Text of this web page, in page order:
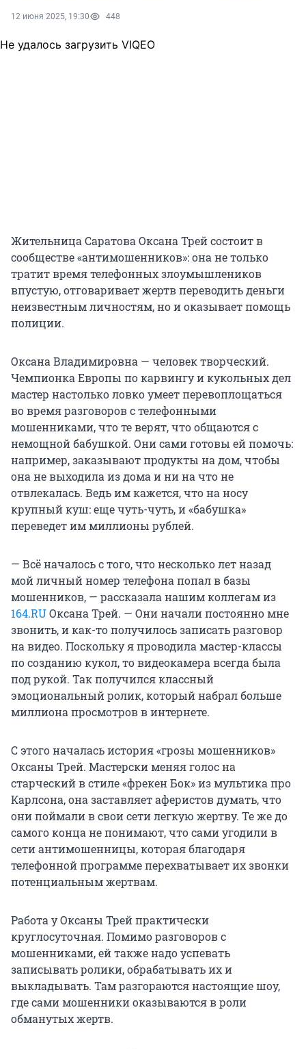
12 июня 2025, 19:30 448
Не удалось загрузить VIQEO
Жительница Саратова Оксана Трей состоит в
сообществе «антимошенников»: она не только
тратит время телефонных злоумышлеников
впустую, отговаривает жертв переводить деньги
неизвестным личностям, но и оказывает помощь
полиции.
Оксана Владимировна — человек творческий.
Чемпионка Европы по карвингу и кукольных дел
мастер настолько ловко умеет перевоплощаться
во время разговоров с телефонными
мошенниками, что те верят, что общаются с
немощной бабушкой. Они сами готовы ей помочь:
например, заказывают продукты на дом, чтобы
она не выходила из дома и ни на что не
отвлекалась. Ведь им кажется, что на носу
крупный куш: еще чуть-чуть, и «бабушка»
переведет им миллионы рублей.
— Всё началось с того, что несколько лет назад
мой личный номер телефона попал в базы
мошенников, — рассказала нашим коллегам из
164.RUОксана Трей. — Они начали постоянно мне
звонить, и как-то получилось записать разговор
на видео. Поскольку я проводила мастер-классы
по созданию кукол, то видеокамера всегда была
под рукой. Так получился классный
эмоциональный ролик, который набрал больше
миллиона просмотров в интернете.
С этого началась история «грозы мошенников»
Оксаны Трей. Мастерски меняя голос на
старческий в стиле «фрекен Бок» из мультика про
Карлсона, она заставляет аферистов думать, что
они поймали в свои сети легкую жертву. Те же до
самого конца не понимают, что сами угодили в
сети антимошенницы, которая благодаря
телефонной программе перехватывает их звонки
потенциальным жертвам.
Работа у Оксаны Трей практически
круглосуточная. Помимо разговоров с
мошенниками, ей также надо успевать
записывать ролики, обрабатывать их и
выкладывать. Там разгораются настоящие шоу,
где сами мошенники оказываются в роли
обманутых жертв.